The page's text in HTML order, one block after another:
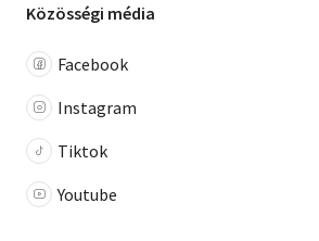
Közösségi média
Facebook
Instagram
Tiktok
Youtube